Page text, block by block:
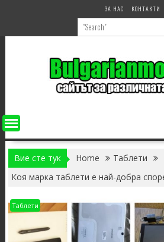
ЗА НАС КОНТАКТИ
Вие сте тук Home
Таблети
Коя марка таблети е най-добра
Таблети